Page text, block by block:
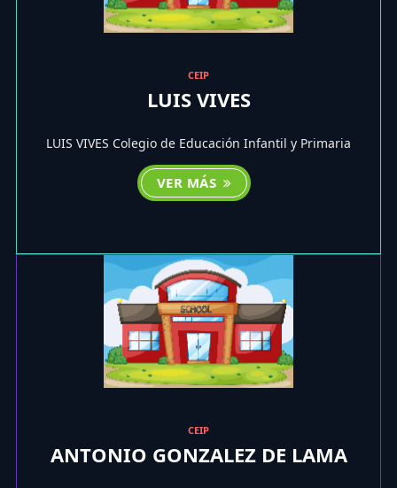
CEIP
LUIS VIVES
LUIS VIVES Colegio de Educación Infantil y Primaria
VER MÁS
CEIP
ANTONIO GONZALEZ DE LAMA